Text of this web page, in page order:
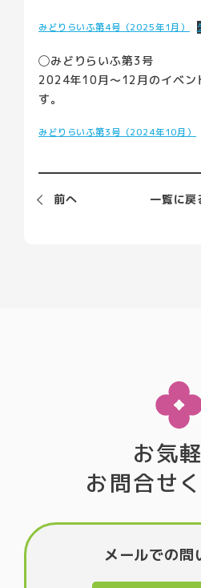
みどりらいふ第4号（2025年1月）
◯みどりらいふ第3号
2024年10月〜12月のイベン
す。
みどりらいふ第3号（2024年10月）
前へ 一覧に戻
お気
お問合せ
メールでの問